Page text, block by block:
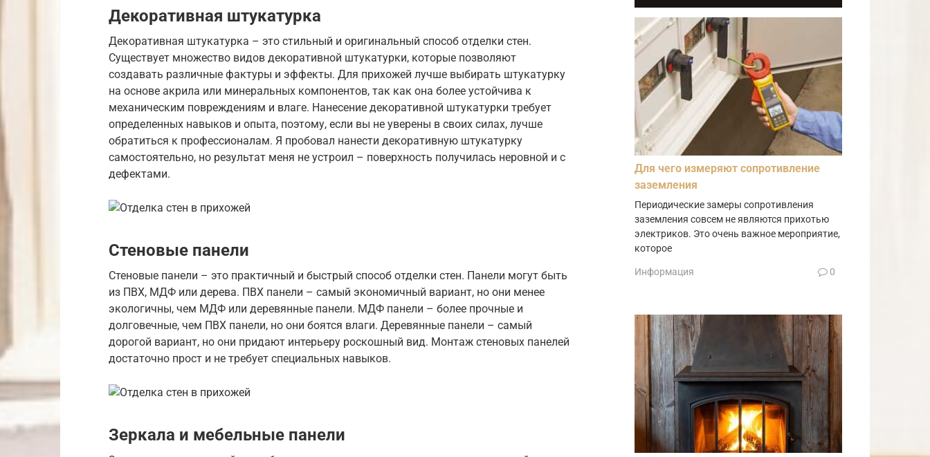
Декоративная штукатурка
Декоративная штукатурка – это стильный и оригинальный способ отделки стен.
Существует множество видов декоративной штукатурки, которые позволяют
создавать различные фактуры и эффекты. Для прихожей лучше выбирать штукатурку
на основе акрила или минеральных компонентов, так как она более устойчива к
механическим повреждениям и влаге. Нанесение декоративной штукатурки требует
определенных навыков и опыта, поэтому, если вы не уверены в своих силах, лучше
обратиться к профессионалам. Я пробовал нанести декоративную штукатурку
самостоятельно, но результат меня не устроил – поверхность получилась неровной и с
дефектами.
Стеновые панели
Стеновые панели – это практичный и быстрый способ отделки стен. Панели могут быть
из ПВХ, МДФ или дерева. ПВХ панели – самый экономичный вариант, но они менее
экологичны, чем МДФ или деревянные панели. МДФ панели – более прочные и
долговечные, чем ПВХ панели, но они боятся влаги. Деревянные панели – самый
дорогой вариант, но они придают интерьеру роскошный вид. Монтаж стеновых панелей
достаточно прост и не требует специальных навыков.
Зеркала и мебельные панели
Для чего измеряют сопротивление
заземления
Периодические замеры сопротивления
заземления совсем не являются прихотью
электриков. Это очень важное мероприятие,
которое
Информация 0